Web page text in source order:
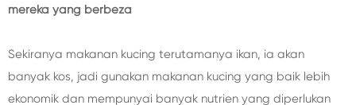
mereka yang berbeza
Sekiranya makanan kucing terutamanya ikan, ia akan
banyak kos, jadi gunakan makanan kucing yang baik lebih
ekonomik dan mempunyai banyak nutrien yang diperlukan